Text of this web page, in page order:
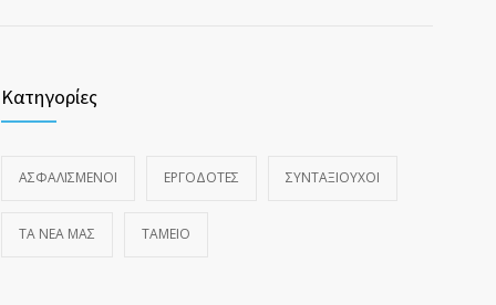
Κατηγορίες
ΑΣΦΑΛΙΣΜΕΝΟΙ ΕΡΓΟΔΟΤΕΣ ΣΥΝΤΑΞΙΟΥΧΟΙ
ΤΑ ΝΈΑ ΜΑΣ ΤΑΜΕΙΟ